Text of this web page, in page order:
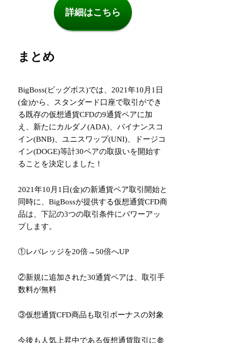
詳細はこちら
まとめ
BigBoss(ビッグボス)では、2021年10月1日
(金)から、スタンダード口座で取引ができ
る既存の仮想通貨CFDの9通貨ペアに加
え、新たにカルダノ(ADA)、バイナンスコ
イン(BNB)、ユニスワップ(UNI)、ドージコ
イン(DOGE)等計30ペアの取扱いを開始す
ることを決定しました！
2021年10月1日(金)の新通貨ペア取引開始と
同時に、BigBossが提供する仮想通貨CFD商
品は、下記の3つの取引条件にパワーアッ
プします。
①レバレッジを20倍→50倍へUP
②新規に追加された30通貨ペアは、取引手
数料が無料
③仮想通貨CFD商品も取引ボーナスの対象
今後も人気上昇中である仮想通貨取引に参